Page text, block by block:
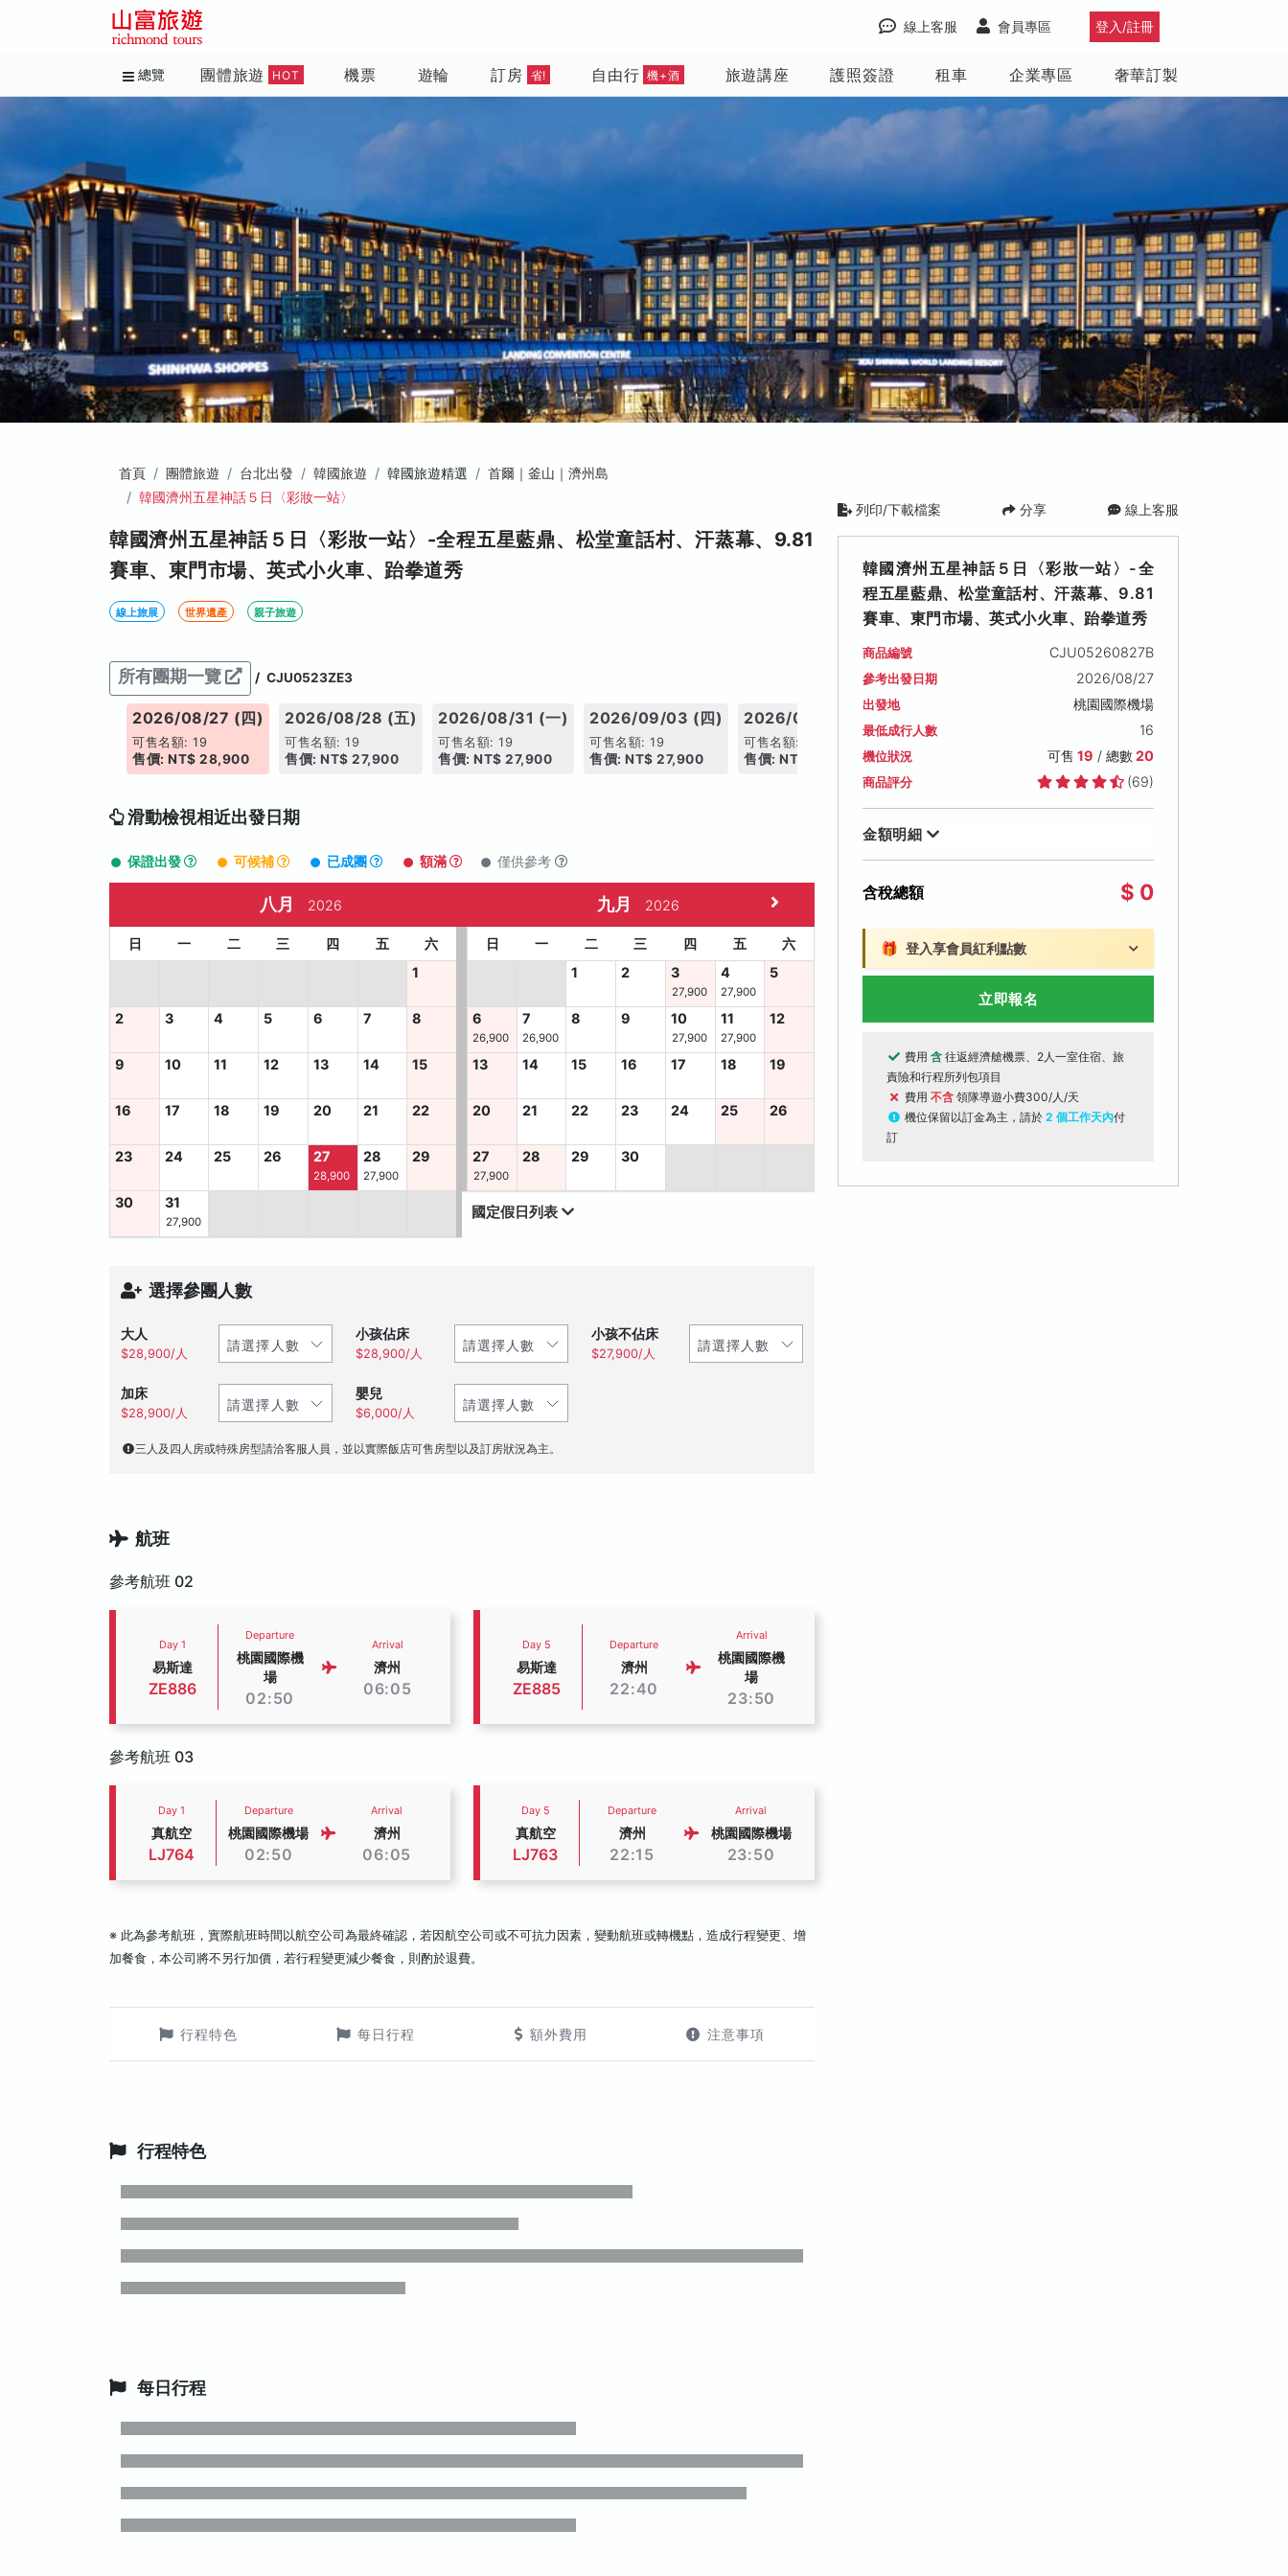
登入/註冊
會員專區
線上客服
總覽 團體旅遊 HOT 機票 遊輪 訂房 省! 自由行 機+酒 旅遊講座 護照簽證 租車 企業專區 奢華訂製
首頁 團體旅遊 台北出發 韓國旅遊 韓國旅遊精選
首爾｜釜山｜濟州島
韓國濟州五星神話５日〈彩妝一站〉
韓國濟州五星神話５日〈彩妝一站〉-全程五星藍鼎、松堂童話村、汗蒸幕、9.81
賽車、東門市場、英式小火車、跆拳道秀
線上旅展 世界遺產 親子旅遊
所有團期一覽 / CJU0523ZE3
2026/08/27 (四)
可售名額: 19
售價: NT$ 28,900
2026/08/28 (五)
可售名額: 19
售價: NT$ 27,900
2026/08/31 (一)
可售名額: 19
售價: NT$ 27,900
2026/09/03 (四)
可售名額: 19
售價: NT$ 27,900
2026/09/04 (五)
可售名額: 19
售價: NT$ 27,900 售價: NT$ 26,900 售價: NT$ 26,900
滑動檢視相近出發日期
保證出發 可候補 已成團 額滿 僅供參考
八月 2026
日 一 二 三 四 五
六
1
2 3 4 5 6 7 8
9 10 11 12 13 14 15
16 17 18 19 20 21 22
23 24 25 26 27
28,900
28
27,900
29
30 31
27,900
九月 2026
日 一 二 三 四 五
六
1
2 3
27,900
4
27,900
5
6
26,900
7
26,900
8 9 10
27,900
11
27,900
12
13 14 15 16 17 18 19
20 21 22 23 24 25 26
27
27,900
28 29 30
國定假日列表
選擇參團人數
大人
$28,900/人
小孩佔床
$28,900/人
小孩不佔床
$27,900/人
加床
$28,900/人
嬰兒
$6,000/人
三人及四人房或特殊房型請洽客服人員，並以實際飯店可售房型以及訂房狀況為主。
航班
參考航班 02
Day 1
易斯達
ZE886
Departure
桃園國際機
場
02:50
Arrival
濟州
06:05
Day 5
易斯達
ZE885
Departure
濟州
22:40
Arrival
桃園國際機
場
23:50
參考航班 03
Day 1
真航空
LJ764
Departure
桃園國際機場
02:50
Arrival
濟州
06:05
Day 5
真航空
LJ763
Departure
濟州
22:15
Arrival
桃園國際機場
23:50
※ 此為參考航班，實際航班時間以航空公司為最終確認，若因航空公司或不可抗力因素，變動航班或轉機點，造成行程變更、增
加餐食，本公司將不另行加價，若行程變更減少餐食，則酌於退費。
行程特色 每日行程 額外費用 注意事項
行程特色
每日行程
列印/下載檔案 分享 線上客服
韓國濟州五星神話５日〈彩妝一站〉-全
程五星藍鼎、松堂童話村、汗蒸幕、9.81
賽車、東門市場、英式小火車、跆拳道秀
商品編號 CJU05260827B
參考出發日期 2026/08/27
出發地 桃園國際機場
最低成行人數 16
機位狀況 可售 19 / 總數20
商品評分 (69)
金額明細
含稅總額 $ 0
🎁 登入享會員紅利點數
立即報名
費用 含 往返經濟艙機票、2人一室住宿、旅
責險和行程所列包項目
費用 不含 領隊導遊小費300/人/天
機位保留以訂金為主，請於 2 個工作天內付
訂